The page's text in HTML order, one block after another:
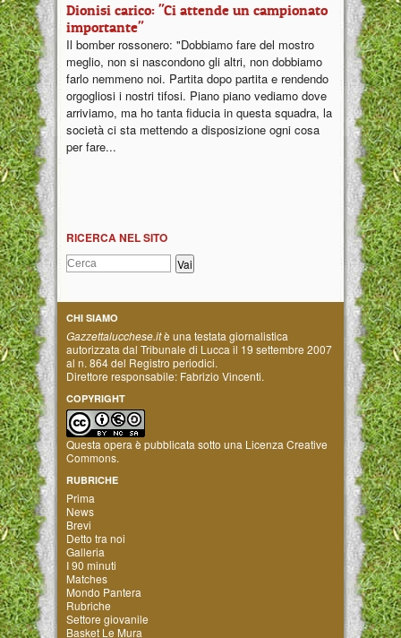
Dionisi carico: "Ci attende un campionato
importante"
Il bomber rossonero: "Dobbiamo fare del mostro
meglio, non si nascondono gli altri, non dobbiamo
farlo nemmeno noi. Partita dopo partita e rendendo
orgogliosi i nostri tifosi. Piano piano vediamo dove
arriviamo, ma ho tanta fiducia in questa squadra, la
società ci sta mettendo a disposizione ogni cosa
per fare...
RICERCA NEL SITO
CHI SIAMO
Gazzettalucchese.itè una testata giornalistica
autorizzata dal Tribunale di Lucca il 19 settembre 2007
al n. 864 del Registro periodici.
Direttore responsabile: Fabrizio Vincenti.
COPYRIGHT
Questa opera è pubblicata sotto una Licenza Creative
Commons.
RUBRICHE
Prima
News
Brevi
Detto tra noi
Galleria
I 90 minuti
Matches
Mondo Pantera
Rubriche
Settore giovanile
Basket Le Mura